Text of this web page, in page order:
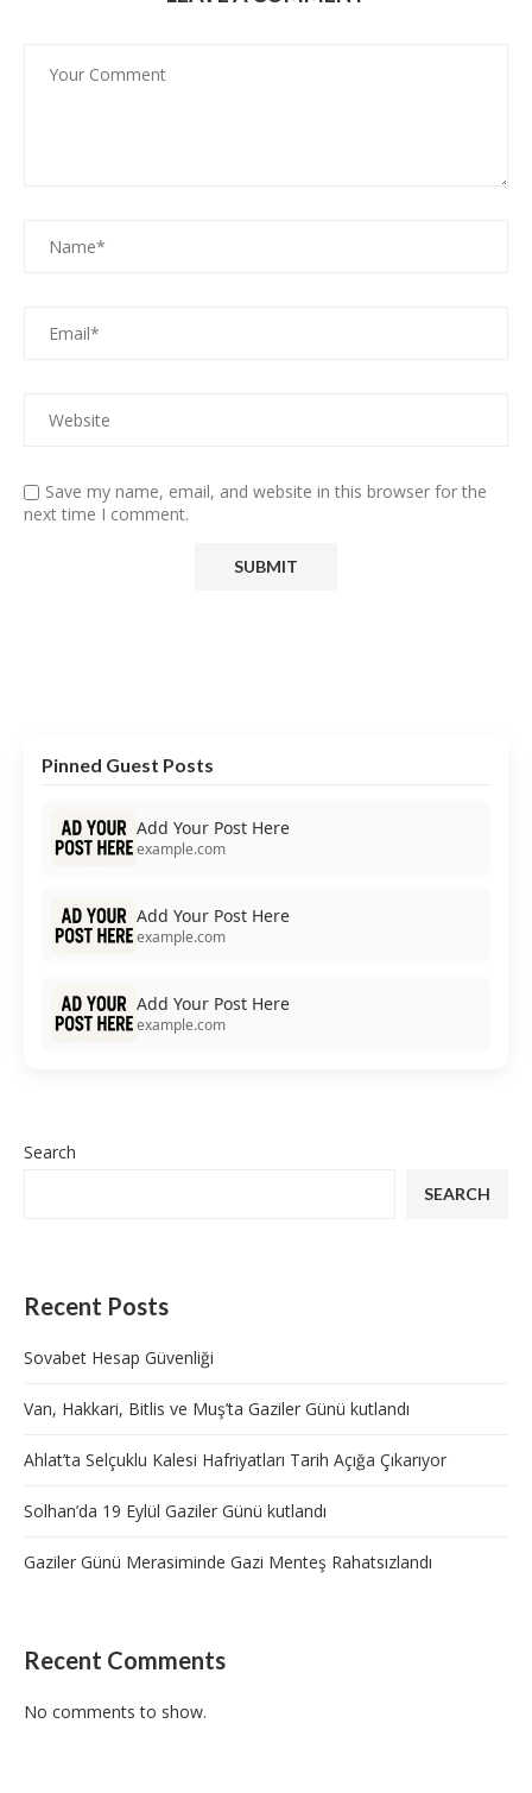
Save my name, email, and website in this browser for the
next time I comment.
Pinned Guest Posts
Add Your Post Here
example.com
Add Your Post Here
example.com
Add Your Post Here
example.com
Search
SEARCH
Recent Posts
Sovabet Hesap Güvenliği
Van, Hakkari, Bitlis ve Muş’ta Gaziler Günü kutlandı
Ahlat’ta Selçuklu Kalesi Hafriyatları Tarih Açığa Çıkarıyor
Solhan’da 19 Eylül Gaziler Günü kutlandı
Gaziler Günü Merasiminde Gazi Menteş Rahatsızlandı
Recent Comments
No comments to show.